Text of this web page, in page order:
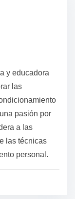
y educadora
las
pasión por
a las
las técnicas
personal.